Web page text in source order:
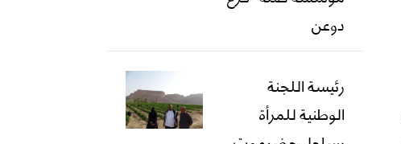
دوعن
رئيسة اللجنة
الوطنية للمرأة